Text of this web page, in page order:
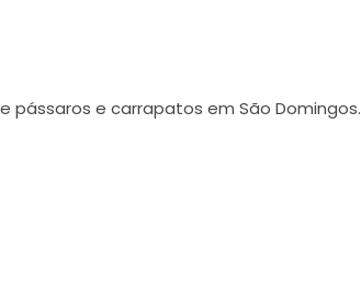
e carrapatos em São Domingos.